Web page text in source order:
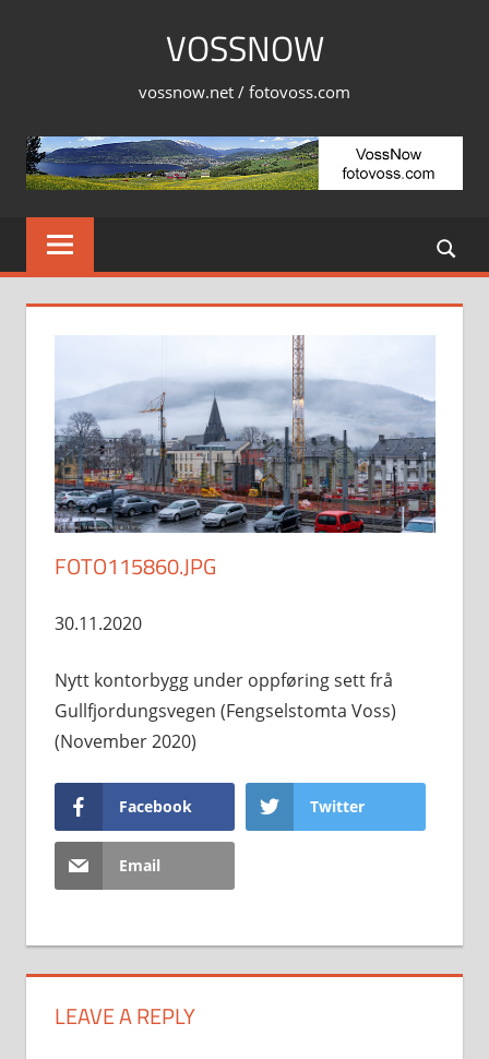
VOSSNOW
vossnow.net / fotovoss.com
FOTO115860.JPG
30.11.2020
Nytt kontorbygg under oppføring sett frå
Gullfjordungsvegen (Fengselstomta Voss)
(November 2020)
Facebook Twitter
Email
LEAVE A REPLY